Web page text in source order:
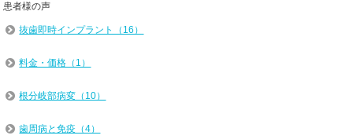
患者様の声
抜歯即時インプラント（16）
料金・価格（1）
根分岐部病変（10）
歯周病と免疫（4）